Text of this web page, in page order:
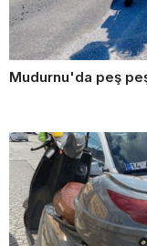
Mudurnu'da peş